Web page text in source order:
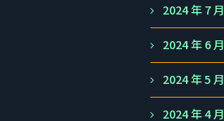
2024 年 7 月
2024 年 6 月
2024 年 5 月
2024 年 4 月